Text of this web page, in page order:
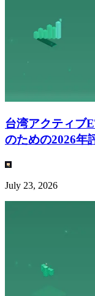
台湾アクティブ
のための2026年
July 23, 2026